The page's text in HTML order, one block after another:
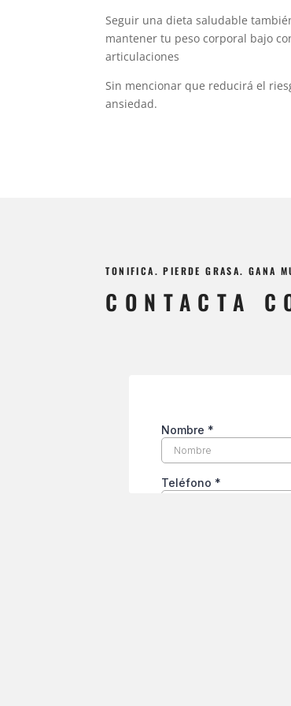
Seguir una dieta saludable
mantener tu peso corporal bajo
articulaciones
Sin mencionar que reducirá el
ansiedad.
TONIFICA. PIERDE GRASA. GANA
CONTACTA